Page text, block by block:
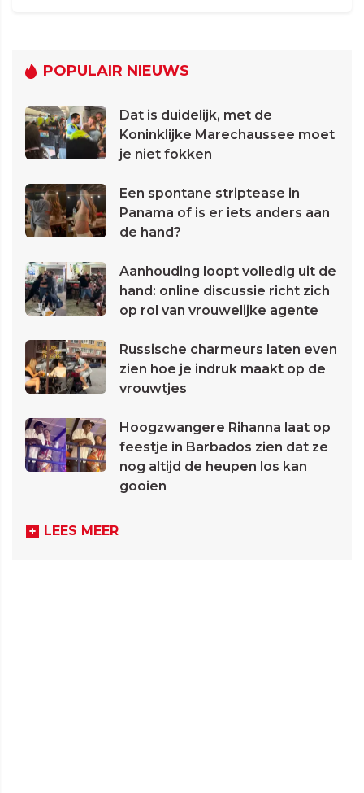
POPULAIR NIEUWS
Dat is duidelijk, met de
Koninklijke Marechaussee moet
je niet fokken
Een spontane striptease in
Panama of is er iets anders aan
de hand?
Aanhouding loopt volledig uit de
hand: online discussie richt zich
op rol van vrouwelijke agente
Russische charmeurs laten even
zien hoe je indruk maakt op de
vrouwtjes
Hoogzwangere Rihanna laat op
feestje in Barbados zien dat ze
nog altijd de heupen los kan
gooien
LEES MEER